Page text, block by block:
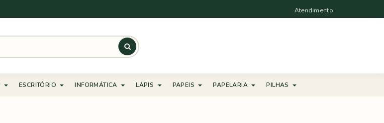
Atendimento
ESCRITÓRIO INFORMÁTICA LÁPIS PAPEIS PAPELARIA PILHAS